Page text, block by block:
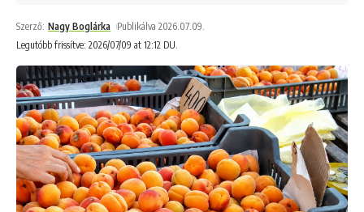
Legutóbb frissítve: 2026/07/09 at 12:12 DU.
Szerző: Nagy Boglárka Publikálva 2026.07.09.